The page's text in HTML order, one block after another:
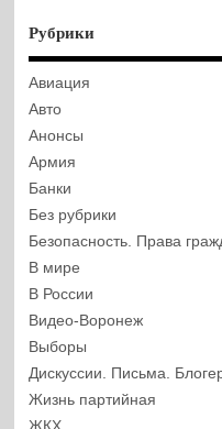
Рубрики
Авиация
Авто
Анонсы
Армия
Банки
Без рубрики
Безопасность. Права
В мире
В России
Видео-Воронеж
Выборы
Дискуссии. Письма.
Жизнь партийная